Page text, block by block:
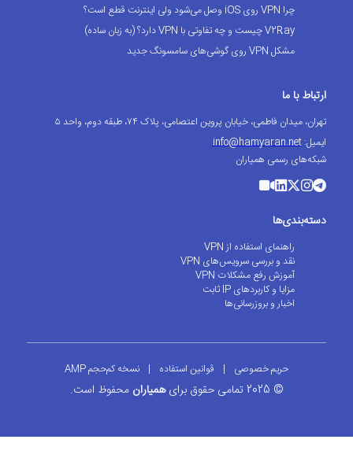
چرا VPN روی iOS وصل می‌شود ولی اینترنت قطع است؟
V2Ray چیست و چه تفاوتی با VPN دارد؟ (به زبان ساده)
مشکل VPN روی گوشی‌های سامسونگ جدید
ارتباط با ما
تهران، میدان فاطمی، خیابان پروین اعتصامی، پلاک ۷۴، طبقه دوم، واحد ۵
ایمیل:info@hamyaran.net
شبکه‌های رسمی همیاران
دسته‌بندی‌ها
راهنمای استفاده از VPN
نقد و بررسی سرویس‌های VPN
آموزش رفع مشکلات VPN
مزایا و کاربردهای IP ثابت
اخبار و بروزرسانی‌ها
حریم خصوصی | قوانین استفاده | نسخه کم‌حجم AMP
© 2025 تمامی حقوق برای همیاران محفوظ است.